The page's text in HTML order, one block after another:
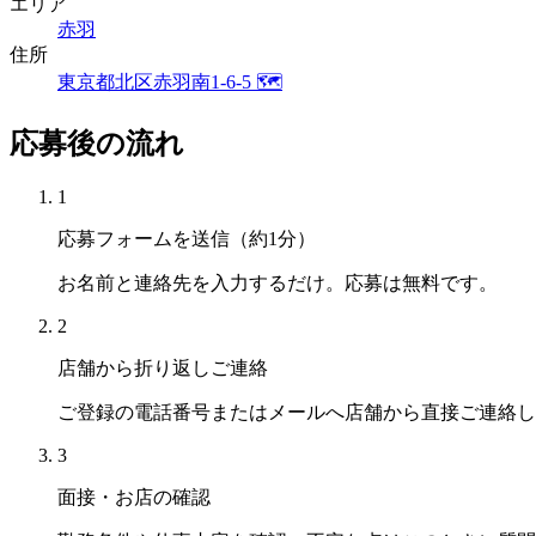
エリア
赤羽
住所
東京都北区赤羽南1-6-5 🗺
応募後の流れ
1
応募フォームを送信（約1分）
お名前と連絡先を入力するだけ。応募は無料です。
2
店舗から折り返しご連絡
ご登録の電話番号またはメールへ店舗から直接ご連絡
3
面接・お店の確認